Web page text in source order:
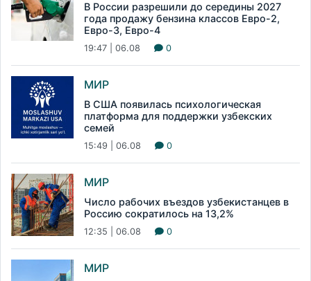
В России разрешили до середины 2027
года продажу бензина классов Евро-2,
Евро-3, Евро-4
19:47 | 06.08 0
МИР
В США появилась психологическая
платформа для поддержки узбекских
семей
15:49 | 06.08 0
МИР
Число рабочих въездов узбекистанцев в
Россию сократилось на 13,2%
12:35 | 06.08 0
МИР